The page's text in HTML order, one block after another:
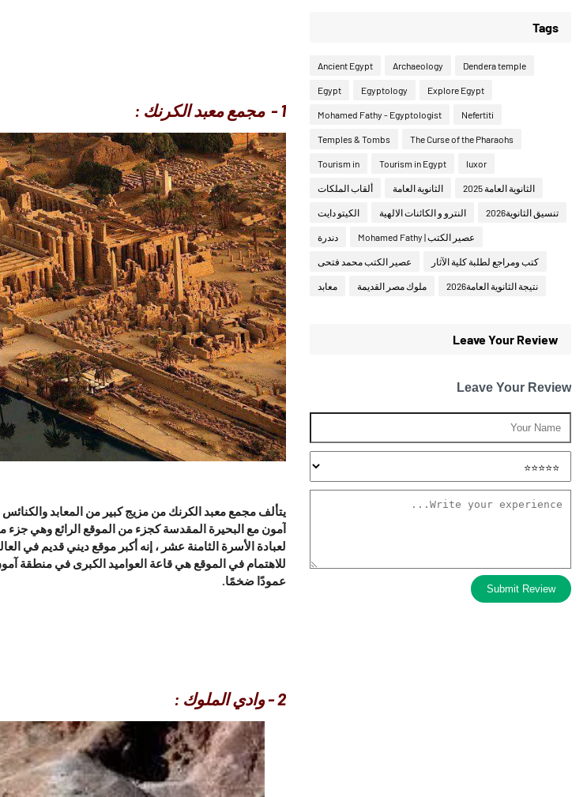
1 - مجمع معبد الكرنك :
يتألف مجمع معبد الكرنك من مزيج كبير من المعابد والكنائس
آمون مع البحيرة المقدسة كجزء من الموقع الرائع وهي جزء
لعبادة الأسرة الثامنة عشر ، إنه أكبر موقع ديني قديم في
للاهتمام في الموقع هيقاعة العواميد الكبرى في منطقة
عمودًا ضخمًا.
2 - وادي الملوك :
Tags
Ancient Egypt Archaeology Dendera temple
Egypt Egyptology Explore Egypt
Mohamed Fathy - Egyptologist Nefertiti
Temples & Tombs The Curse of the Pharaohs
Tourism in Tourism in Egypt luxor
ألقاب الملكات الثانوية العامة الثانوية العامة 2025
الكيتو دايت النترو و الكائنات الالهية تنسيق الثانوية2026
دندرة عصير الكتب | Mohamed Fathy
عصير الكتب محمد فتحى كتب ومراجع لطلبة كلية الآثار
معابد ملوك مصر القديمة نتيجة الثانوية العامة2026
Leave Your Review
Leave Your Review
Submit Review